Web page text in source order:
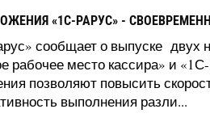
«1С-РАРУС» -
сообщает о выпуске двух
рабочее место кассира» и
позволяют повысить
выполнения разли...